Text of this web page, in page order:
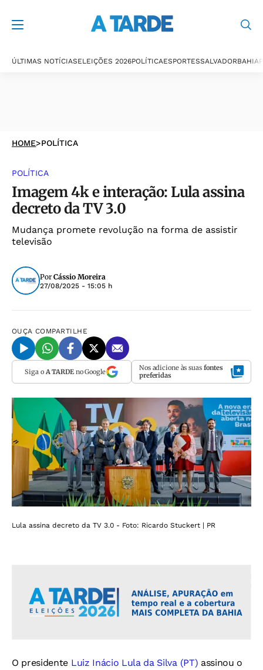
ÚLTIMAS NOTÍCIASELEIÇÕES 2026POLÍTICAESPORTESSALVADORBAHIA
HOME>POLÍTICA
POLÍTICA
Imagem 4k e interação: Lula assina
decreto da TV 3.0
Mudança promete revolução na forma de assistir
televisão
Por Cássio Moreira
27/08/2025 - 15:05 h
OUÇA COMPARTILHE
Siga o A TARDEno Google Nos adicione às suas fontes
preferidas
Lula assina decreto da TV 3.0 - Foto: Ricardo Stuckert | PR
O presidente Luiz Inácio Lula da Silva (PT) assinou o